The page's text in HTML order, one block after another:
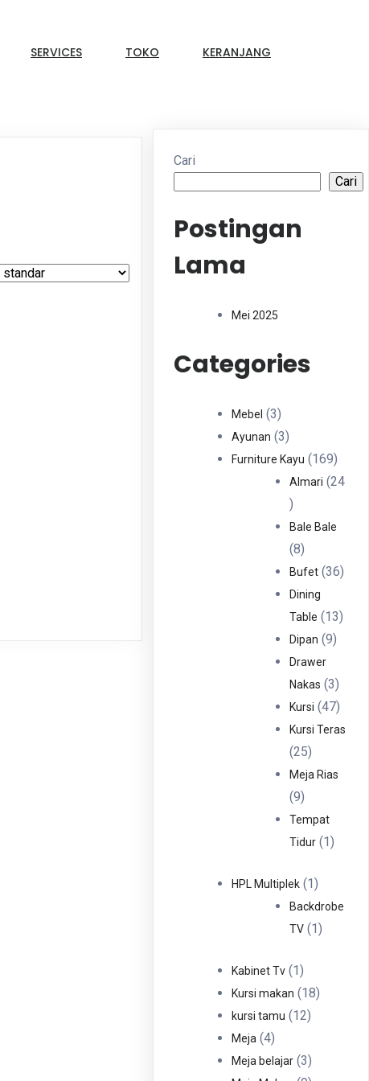
SERVICES TOKO KERANJANG
Cari
Cari
Postingan
Lama
Mei 2025
Categories
Mebel 33
Produk
Ayunan 33
Produk
Furniture Kayu 169169
Almari
24
24
Produk
Bale Bale
88
Produk
Bufet 3636
Dining
Table
1313
Dipan 99
Drawer
Nakas
33
Kursi 4747
Kursi Teras
2525
Produk
Meja Rias
99
Produk
Tempat
Tidur
11
HPL Multiplek 11
Produk
Backdrobe
TV
11
Kabinet Tv 11
Produk
Kursi makan 1818
kursi tamu 1212
Meja 44
Produk
Meja belajar 33